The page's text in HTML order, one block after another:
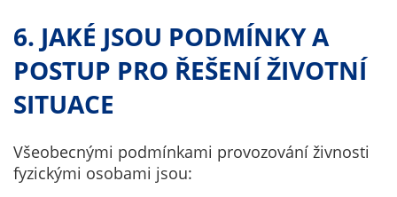
6. JAKÉ JSOU PODMÍNKY A
POSTUP PRO ŘEŠENÍ ŽIVOTNÍ
SITUACE
Všeobecnými podmínkami provozování živnosti
fyzickými osobami jsou:
na konkrétní
uživatelé
našeho webu.